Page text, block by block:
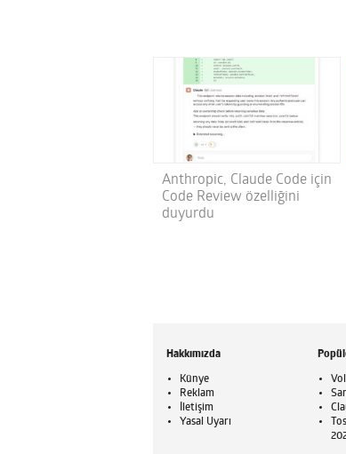
Anthropic, Claude Code için
Code Review özelliğini
duyurdu
Hakkımızda
Künye
Reklam
İletişim
Yasal Uyarı